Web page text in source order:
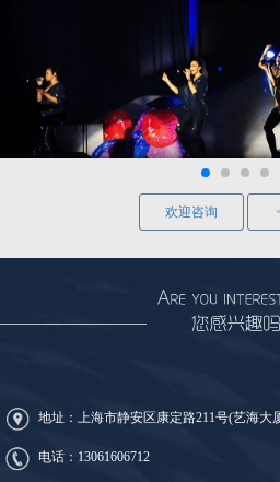
欢迎咨询
地址：上海市静安区康定路211号(艺海大
电话： 13061606712